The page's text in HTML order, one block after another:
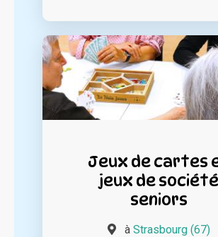
Jeux de cartes
jeux de société
seniors
à Strasbourg (67)